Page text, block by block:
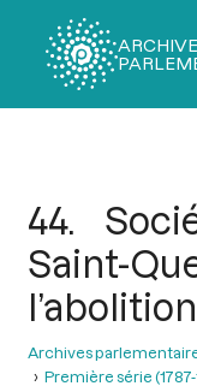
44.
Saint-
Archives
Première série